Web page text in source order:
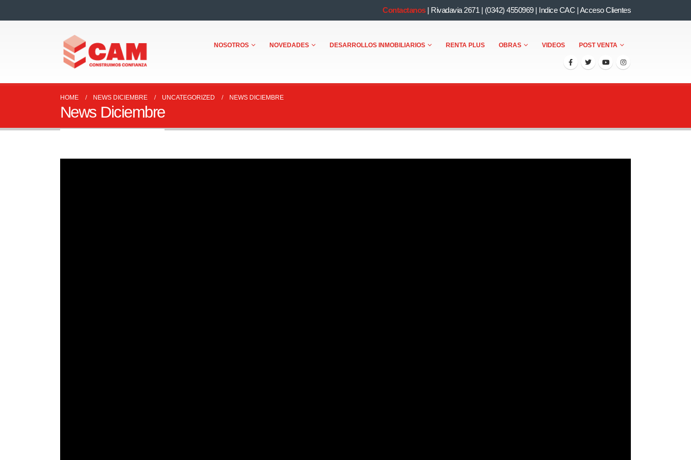
Contactanos| Rivadavia 2671 | (0342) 4550969| Indice CAC |Acceso Clientes
NOSOTROS NOVEDADES DESARROLLOS INMOBILIARIOS RENTA PLUS OBRAS VIDEOS POST VENTA
HOME NEWS DICIEMBRE UNCATEGORIZED NEWS DICIEMBRE
News Diciembre